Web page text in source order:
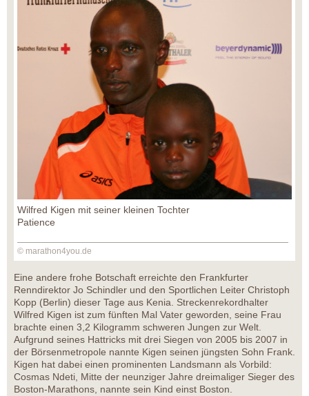
Wilfred Kigen mit seiner kleinen Tochter
Patience
© marathon4you.de
Eine andere frohe Botschaft erreichte den Frankfurter
Renndirektor Jo Schindler und den Sportlichen Leiter Christoph
Kopp (Berlin) dieser Tage aus Kenia. Streckenrekordhalter
Wilfred Kigen ist zum fünften Mal Vater geworden, seine Frau
brachte einen 3,2 Kilogramm schweren Jungen zur Welt.
Aufgrund seines Hattricks mit drei Siegen von 2005 bis 2007 in
der Börsenmetropole nannte Kigen seinen jüngsten Sohn Frank.
Kigen hat dabei einen prominenten Landsmann als Vorbild:
Cosmas Ndeti, Mitte der neunziger Jahre dreimaliger Sieger des
Boston-Marathons, nannte sein Kind einst Boston.